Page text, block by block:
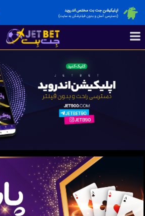
اپلیکیشن جت بت مختص اندروید
(دسترسی آسان و بدون فیلترشکن به سایت)